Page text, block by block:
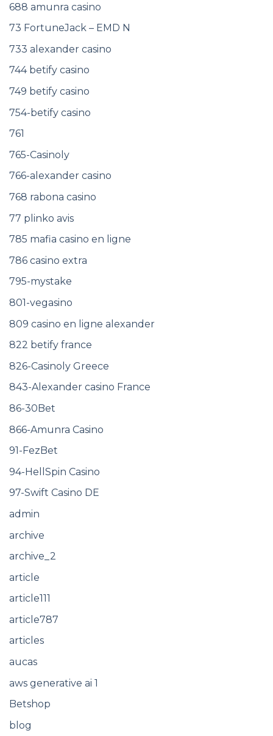
688 amunra casino
73 FortuneJack – EMD N
733 alexander casino
744 betify casino
749 betify casino
754-betify casino
761
765-Casinoly
766-alexander casino
768 rabona casino
77 plinko avis
785 mafia casino en ligne
786 casino extra
795-mystake
801-vegasino
809 casino en ligne alexander
822 betify france
826-Casinoly Greece
843-Alexander casino France
86-30Bet
866-Amunra Casino
91-FezBet
94-HellSpin Casino
97-Swift Casino DE
admin
archive
archive_2
article
article111
article787
articles
aucas
aws generative ai 1
Betshop
blog